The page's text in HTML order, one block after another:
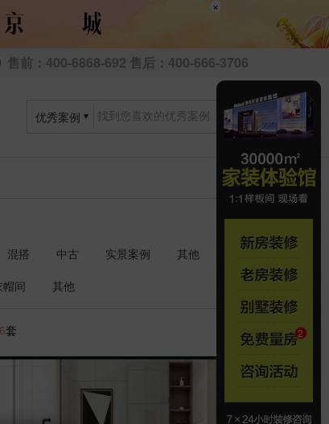
×
售前：400-6868-692 售后：400-666-3706
优秀案例
混搭 中古 实景案例
其他
帽间 其他
6套 1